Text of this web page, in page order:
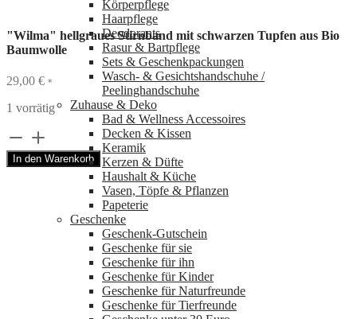
"Wilma" hellgraues Stirnband mit schwarzen Tupfen aus Bio
Baumwolle
29,00 € *
1 vorrätig
"Wilma"
hellgraues
Stirnband
In den Warenkorb
Körperpflege
Haarpflege
Deodorants
Rasur & Bartpflege
Sets & Geschenkpackungen
Wasch‑ & Gesichtshandschuhe /
Peelinghandschuhe
Zuhause & Deko
Bad & Wellness Accessoires
Decken & Kissen
Keramik
Kerzen & Düfte
Haushalt & Küche
Vasen, Töpfe & Pflanzen
Papeterie
Geschenke
Geschenk-Gutschein
Geschenke für sie
Geschenke für ihn
Geschenke für Kinder
Geschenke für Naturfreunde
Geschenke für Tierfreunde